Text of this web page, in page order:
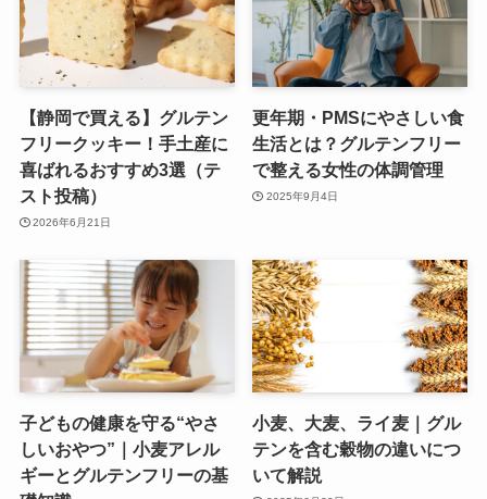
【静岡で買える】グルテン
フリークッキー！手土産に
喜ばれるおすすめ3選（テ
スト投稿）
2026年6月21日
更年期・PMSにやさしい食
生活とは？グルテンフリー
で整える女性の体調管理
2025年9月4日
子どもの健康を守る“やさ
しいおやつ”｜小麦アレル
ギーとグルテンフリーの基
小麦、大麦、ライ麦｜グル
テンを含む穀物の違いにつ
いて解説